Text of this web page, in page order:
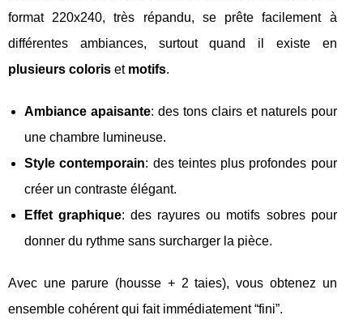
format 220x240, très répandu, se prête facilement à
différentes ambiances, surtout quand il existe en
plusieurs coloris et motifs.
Ambiance apaisante: des tons clairs et naturels pour
une chambre lumineuse.
Style contemporain: des teintes plus profondes pour
créer un contraste élégant.
Effet graphique: des rayures ou motifs sobres pour
donner du rythme sans surcharger la pièce.
Avec une parure (housse + 2 taies), vous obtenez un
ensemble cohérent qui fait immédiatement “fini”.